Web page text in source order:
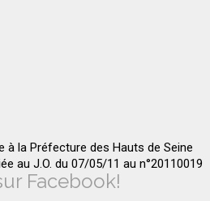
à la Préfecture des Hauts de Seine
au J.O. du 07/05/11 au n°20110019
Facebook!